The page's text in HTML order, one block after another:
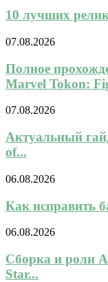
10 лучших
07.08.2026
Полное
Marvel Tokon:
07.08.2026
Актуальный
of...
06.08.2026
Как исправить
06.08.2026
Сборка и роли
Star...